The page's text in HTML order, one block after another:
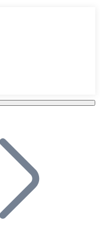
y permite que